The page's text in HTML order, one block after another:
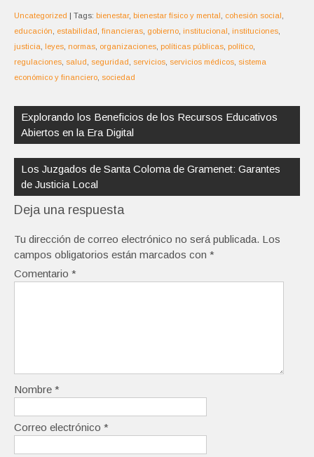
Uncategorized | Tags: bienestar, bienestar físico y mental cohesión social
educación
estabilidad financieras gobierno institucional instituciones
justicia
leyes normas organizaciones políticas públicas político
regulaciones salud seguridad servicios servicios médicos sistema
económico y financiero sociedad
de
entradas
Explorando los Beneficios de los Recursos Educativos
Abiertos en la Era Digital
Los Juzgados de Santa Coloma de Gramenet: Garantes
de Justicia Local
Deja una respuesta
Tu dirección de correo electrónico no será publicada. Los
campos obligatorios están marcados con *
Comentario *
Nombre *
Correo electrónico *